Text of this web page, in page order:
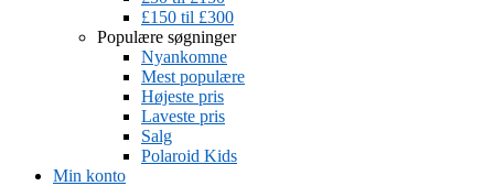
£150 til £300
Populære søgninger
Nyankomne
Mest populære
Højeste pris
Laveste pris
Salg
Polaroid Kids
Min konto